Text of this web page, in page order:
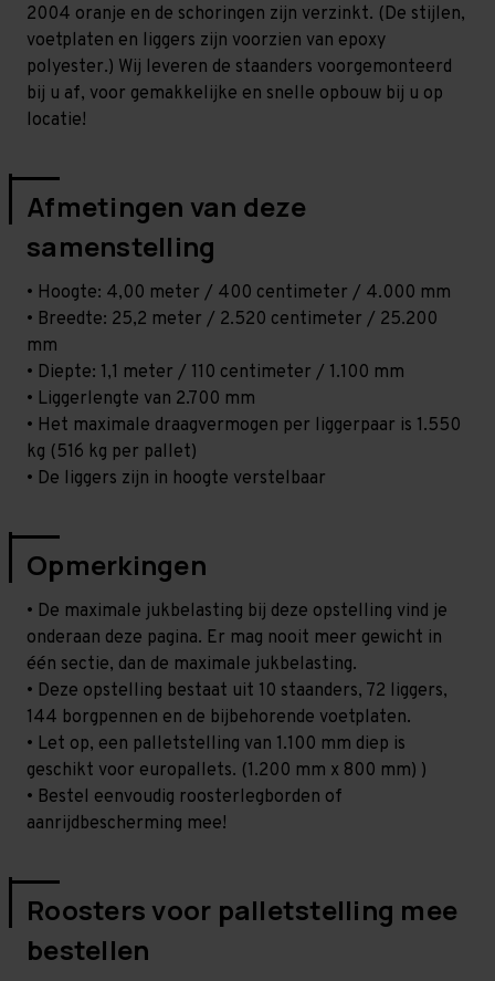
2004 oranje en de schoringen zijn verzinkt. (De stijlen,
voetplaten en liggers zijn voorzien van epoxy
polyester.) Wij leveren de staanders voorgemonteerd
bij u af, voor gemakkelijke en snelle opbouw bij u op
locatie!
Afmetingen van deze
samenstelling
• Hoogte: 4,00 meter / 400 centimeter / 4.000 mm
• Breedte: 25,2 meter / 2.520 centimeter / 25.200
mm
• Diepte: 1,1 meter / 110 centimeter / 1.100 mm
• Liggerlengte van 2.700 mm
• Het maximale draagvermogen per liggerpaar is 1.550
kg (516 kg per pallet)
• De liggers zijn in hoogte verstelbaar
Opmerkingen
• De maximale jukbelasting bij deze opstelling vind je
onderaan deze pagina. Er mag nooit meer gewicht in
één sectie, dan de maximale jukbelasting.
• Deze opstelling bestaat uit 10 staanders, 72 liggers,
144 borgpennen en de bijbehorende voetplaten.
• Let op, een palletstelling van 1.100 mm diep is
geschikt voor europallets. (1.200 mm x 800 mm) )
• Bestel eenvoudig roosterlegborden of
aanrijdbescherming mee!
Roosters voor palletstelling mee
bestellen